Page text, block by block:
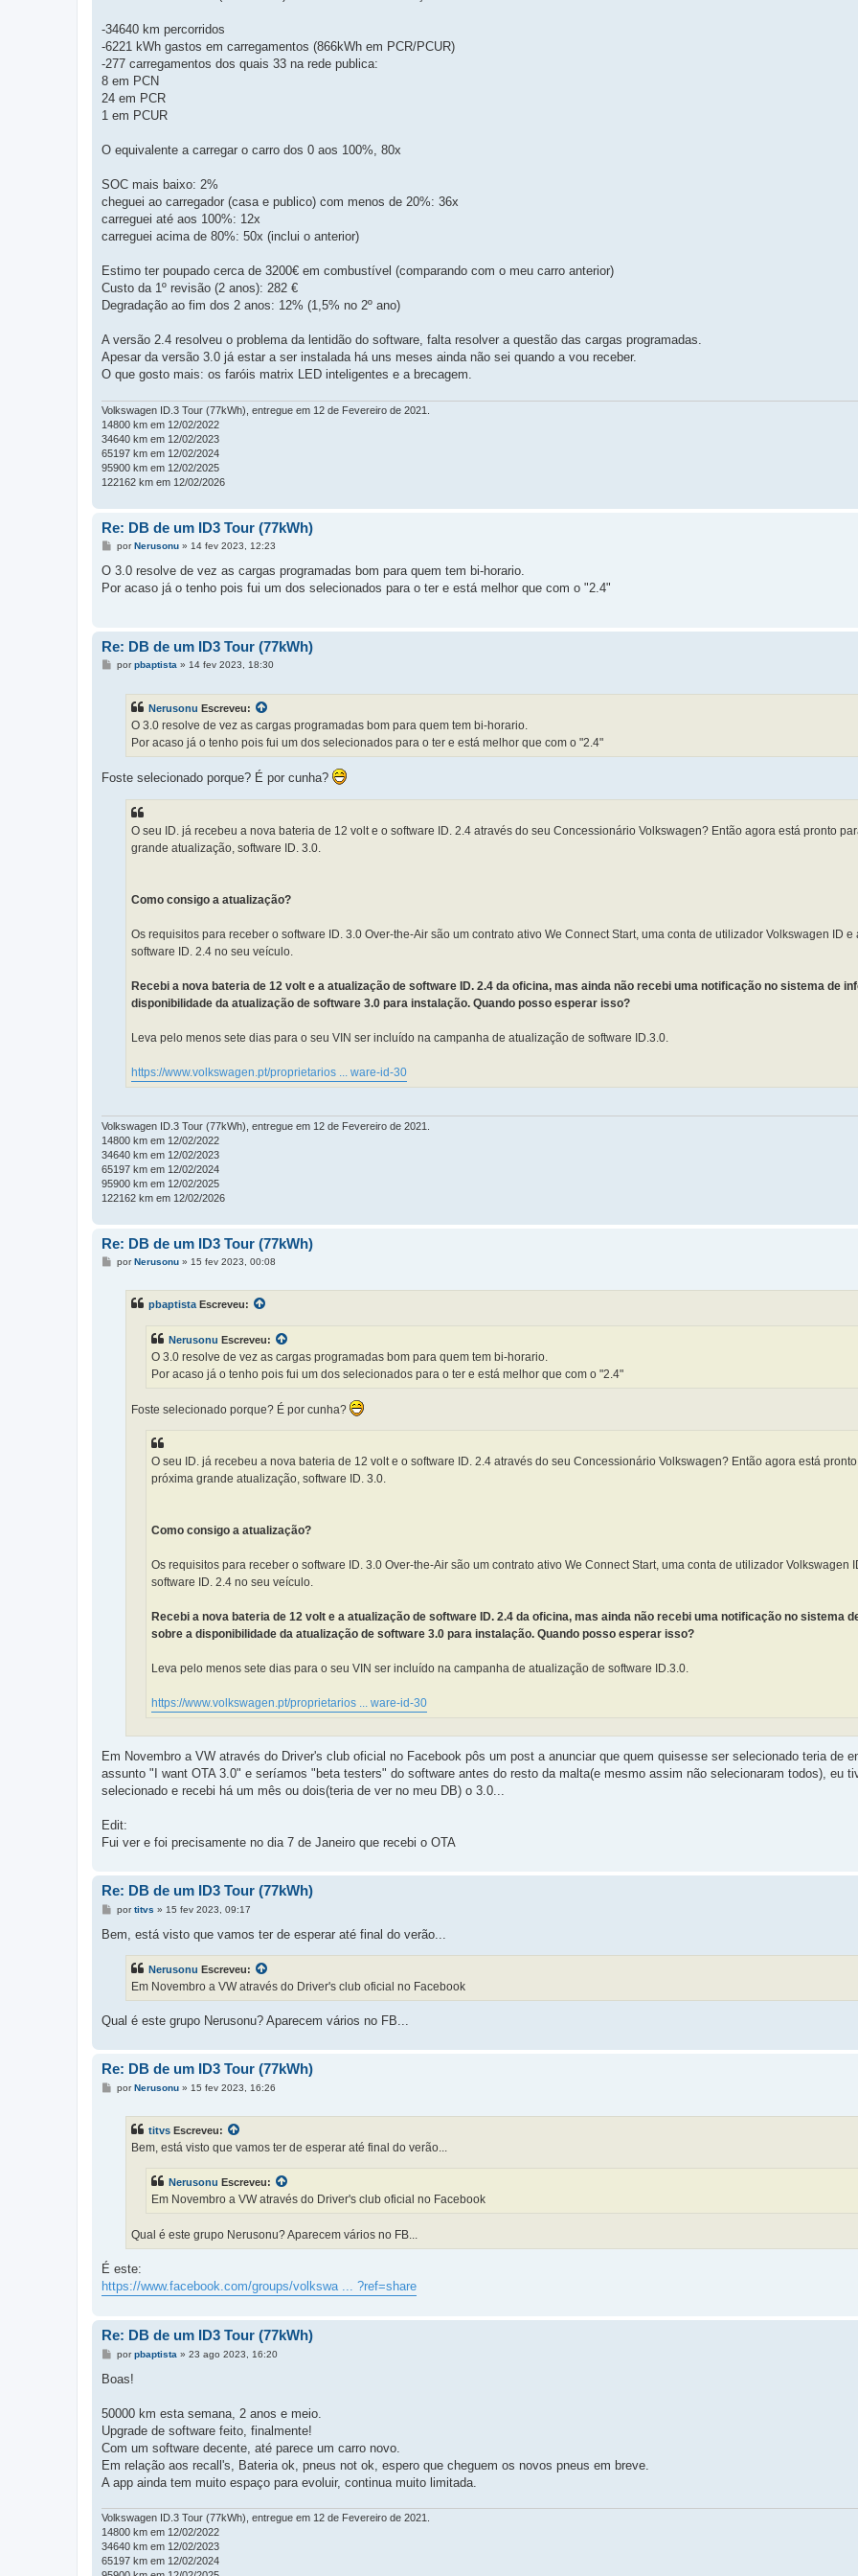
-34640 km percorridos
-6221 kWh gastos em carregamentos (866kWh em PCR/PCUR)
-277 carregamentos dos quais 33 na rede publica:
8 em PCN
24 em PCR
1 em PCUR
O equivalente a carregar o carro dos 0 aos 100%, 80x
SOC mais baixo: 2%
cheguei ao carregador (casa e publico) com menos de 20%: 36x
carreguei até aos 100%: 12x
carreguei acima de 80%: 50x (inclui o anterior)
Estimo ter poupado cerca de 3200€ em combustível (comparando com o meu carro anterior)
Custo da 1º revisão (2 anos): 282 €
Degradação ao fim dos 2 anos: 12% (1,5% no 2º ano)
A versão 2.4 resolveu o problema da lentidão do software, falta resolver a questão das cargas programadas.
Apesar da versão 3.0 já estar a ser instalada há uns meses ainda não sei quando a vou receber.
O que gosto mais: os faróis matrix LED inteligentes e a brecagem.
Volkswagen ID.3 Tour (77kWh), entregue em 12 de Fevereiro de 2021.
14800 km em 12/02/2022
34640 km em 12/02/2023
65197 km em 12/02/2024
95900 km em 12/02/2025
122162 km em 12/02/2026
Re: DB de um ID3 Tour (77kWh)
M
n
a
por Nerusonu» 14 fev 2023, 12:23
O 3.0 resolve de vez as cargas programadas bom para quem tem bi-horario.
Por acaso já o tenho pois fui um dos selecionados para o ter e está melhor que com o "2.4"
Re: DB de um ID3 Tour (77kWh)
Mporpbaptista» 14 fev 2023, 18:30
Nerusonu Escreveu:
O 3.0 resolve de vez as cargas programadas bom para quem tem bi-horario.
Por acaso já o tenho pois fui um dos selecionados para o ter e está melhor que com o "2.4"
Foste selecionado porque? É por cunha?
O seu ID. já recebeu a nova bateria de 12 volt e o software ID. 2.4 através do seu Concessionário Volkswagen? Então agora está pronto
grande atualização, software ID. 3.0.
Como consigo a atualização?
Os requisitos para receber o software ID. 3.0 Over-the-Air são um contrato ativo We Connect Start, uma conta de utilizador Volkswagen ID e
software ID. 2.4 no seu veículo.
Recebi a nova bateria de 12 volt e a atualização de software ID. 2.4 da oficina, mas ainda não recebi uma notificação no sistema de
disponibilidade da atualização de software 3.0 para instalação. Quando posso esperar isso?
Leva pelo menos sete dias para o seu VIN ser incluído na campanha de atualização de software ID.3.0.
https://www.volkswagen.pt/proprietarios ... ware-id-30
Volkswagen ID.3 Tour (77kWh), entregue em 12 de Fevereiro de 2021.
14800 km em 12/02/2022
34640 km em 12/02/2023
65197 km em 12/02/2024
95900 km em 12/02/2025
122162 km em 12/02/2026
Re: DB de um ID3 Tour (77kWh)
MporNerusonu» 15 fev 2023, 00:08
pbaptista Escreveu:
Nerusonu Escreveu:
O 3.0 resolve de vez as cargas programadas bom para quem tem bi-horario.
Por acaso já o tenho pois fui um dos selecionados para o ter e está melhor que com o "2.4"
Foste selecionado porque? É por cunha?
O seu ID. já recebeu a nova bateria de 12 volt e o software ID. 2.4 através do seu Concessionário Volkswagen? Então agora está
próxima grande atualização, software ID. 3.0.
Como consigo a atualização?
Os requisitos para receber o software ID. 3.0 Over-the-Air são um contrato ativo We Connect Start, uma conta de utilizador Volkswagen
software ID. 2.4 no seu veículo.
Recebi a nova bateria de 12 volt e a atualização de software ID. 2.4 da oficina, mas ainda não recebi uma notificação no sistema
sobre a disponibilidade da atualização de software 3.0 para instalação. Quando posso esperar isso?
Leva pelo menos sete dias para o seu VIN ser incluído na campanha de atualização de software ID.3.0.
https://www.volkswagen.pt/proprietarios ... ware-id-30
Em Novembro a VW através do Driver's club oficial no Facebook pôs um post a anunciar que quem quisesse ser selecionado teria de
assunto "I want OTA 3.0" e seríamos "beta testers" do software antes do resto da malta(e mesmo assim não selecionaram todos), eu
selecionado e recebi há um mês ou dois(teria de ver no meu DB) o 3.0...
Edit:
Fui ver e foi precisamente no dia 7 de Janeiro que recebi o OTA
Re: DB de um ID3 Tour (77kWh)
M
n
portitvs » 15 fev 2023, 09:17
Bem, está visto que vamos ter de esperar até final do verão...
Nerusonu Escreveu:
Em Novembro a VW através do Driver's club oficial no Facebook
Qual é este grupo Nerusonu? Aparecem vários no FB...
Re: DB de um ID3 Tour (77kWh)
MporNerusonu» 15 fev 2023, 16:26
titvs Escreveu:
Bem, está visto que vamos ter de esperar até final do verão...
Nerusonu Escreveu:
Em Novembro a VW através do Driver's club oficial no Facebook
Qual é este grupo Nerusonu? Aparecem vários no FB...
É este:
https://www.facebook.com/groups/volkswa ... ?ref=share
Re: DB de um ID3 Tour (77kWh)
M
n
g
m
porpbaptista » 23 ago 2023, 16:20
Boas!
50000 km esta semana, 2 anos e meio.
Upgrade de software feito, finalmente!
Com um software decente, até parece um carro novo.
Em relação aos recall's, Bateria ok, pneus not ok, espero que cheguem os novos pneus em breve.
A app ainda tem muito espaço para evoluir, continua muito limitada.
Volkswagen ID.3 Tour (77kWh), entregue em 12 de Fevereiro de 2021.
14800 km em 12/02/2022
34640 km em 12/02/2023
65197 km em 12/02/2024